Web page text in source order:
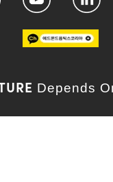
Depends